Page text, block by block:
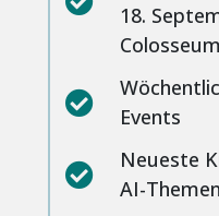
18.
Events
Neueste
AI-Themen